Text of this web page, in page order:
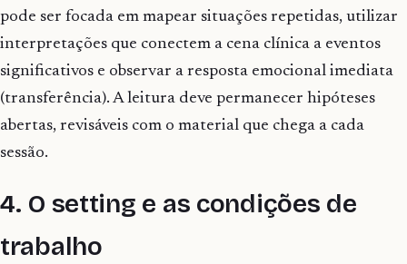
pode ser focada em mapear situações repetidas, utilizar
interpretações que conectem a cena clínica a eventos
significativos e observar a resposta emocional imediata
(transferência). A leitura deve permanecer hipóteses
abertas, revisáveis com o material que chega a cada
sessão.
4. O setting e as condições de
trabalho